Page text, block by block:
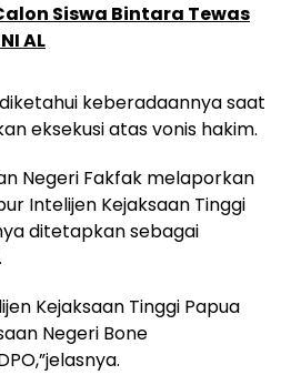
Siswa Bintara Tewas
AL
keberadaannya saat
eksekusi atas vonis hakim.
Negeri Fakfak melaporkan
Intelijen Kejaksaan Tinggi
ditetapkan sebagai
Kejaksaan Tinggi Papua
Negeri Bone